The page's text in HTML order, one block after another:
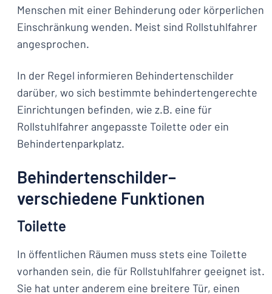
Menschen mit einer Behinderung oder körperlichen
Einschränkung wenden. Meist sind Rollstuhlfahrer
angesprochen.
In der Regel informieren Behindertenschilder
darüber, wo sich bestimmte behindertengerechte
Einrichtungen befinden, wie z.B. eine für
Rollstuhlfahrer angepasste Toilette oder ein
Behindertenparkplatz.
Behindertenschilder–
verschiedene Funktionen
Toilette
In öffentlichen Räumen muss stets eine Toilette
vorhanden sein, die für Rollstuhlfahrer geeignet ist.
Sie hat unter anderem eine breitere Tür, einen